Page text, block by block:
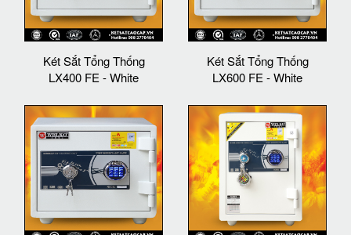
Két Sắt Tổng Thống
LX400 FE - White
Két Sắt Tổng Thống
LX600 FE - White